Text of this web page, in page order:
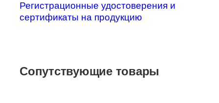
Регистрационные удостоверения и
сертификаты на продукцию
Сопутствующие товары